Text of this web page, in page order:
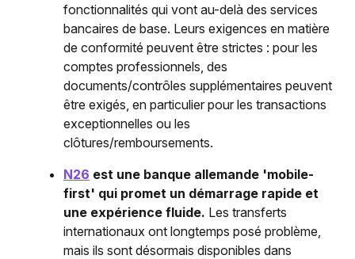
fonctionnalités qui vont au-delà des services
bancaires de base. Leurs exigences en matière
de conformité peuvent être strictes : pour les
comptes professionnels, des
documents/contrôles supplémentaires peuvent
être exigés, en particulier pour les transactions
exceptionnelles ou les
clôtures/remboursements.
N26 est une banque allemande 'mobile-
first' qui promet un démarrage rapide et
une expérience fluide. Les transferts
internationaux ont longtemps posé problème,
mais ils sont désormais disponibles dans